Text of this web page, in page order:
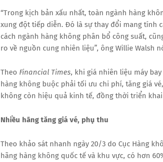
“Trong kịch bản xấu nhất, toàn ngành hàng
xung đột tiếp diễn. Đó là sự thay đổi mang tính
cách ngành hàng không phân bổ công suất,
ro về nguồn cung nhiên liệu”, ông Willie Walsh
Theo Financial Times, khi giá nhiên liệu máy
hàng không buộc phải tối ưu chi phí, tăng giá
không còn hiệu quả kinh tế, đồng thời triển
Nhiều hãng tăng giá vé, phụ thu
Theo khảo sát nhanh ngày 20/3 do Cục Hàng
hãng hàng không quốc tế và khu vực, có hơn